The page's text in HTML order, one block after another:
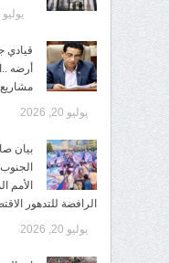
يوليو 20, 2026
قيادي
أرضه
مشاريع
يوليو 20, 2026
بيان
الأمم
الرافضة للتدهور
يوليو 20, 2026